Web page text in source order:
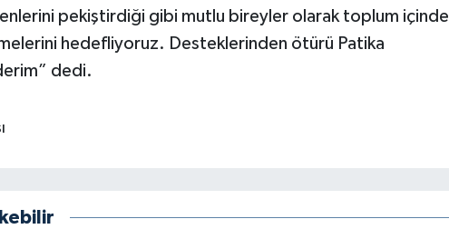
pekiştirdiği gibi mutlu bireyler olarak toplum içinde
hedefliyoruz. Desteklerinden ötürü Patika
dedi.